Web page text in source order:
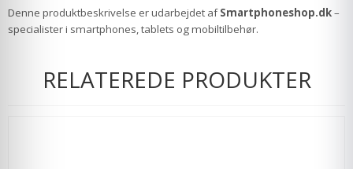
Denne produktbeskrivelse er udarbejdet afSmartphoneshop.dk–
specialister i smartphones, tablets og mobiltilbehør.
RELATEREDE PRODUKTER